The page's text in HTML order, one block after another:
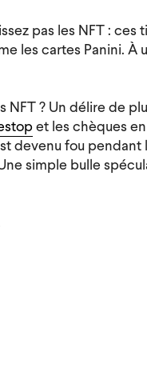
pas les NFT :
les cartes Panini.
NFT ? Un délire de
et les chèques en
devenu fou pendant
simple bulle